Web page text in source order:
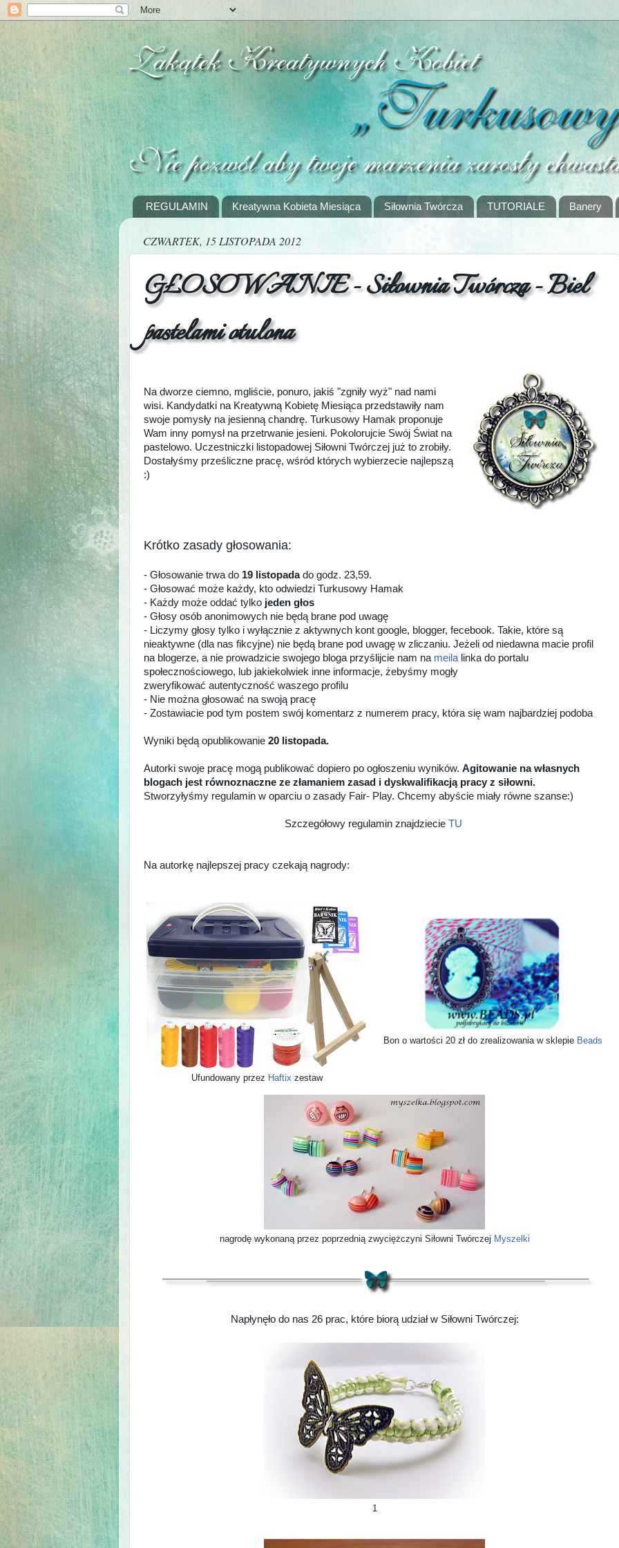
REGULAMIN Kreatywna Kobieta Miesiąca Siłownia Twórcza TUTORIALE Banery
CZWARTEK, 15 LISTOPADA 2012
GŁOSOWANIE - Siłownia Twórcza - Biel
pastelami otulona
Na dworze ciemno, mgliście, ponuro, jakiś "zgniły wyż" nad nami
wisi. Kandydatki na Kreatywną Kobietę Miesiąca przedstawiły nam
swoje pomysły na jesienną chandrę. Turkusowy Hamak proponuje
Wam inny pomysł na przetrwanie jesieni. Pokolorujcie Swój Świat na
pastelowo. Uczestniczki listopadowej Siłowni Twórczej już to zrobiły.
Dostałyśmy prześliczne pracę, wśród których wybierzecie najlepszą
:)
Krótko zasady głosowania:
- Głosowanie trwa do 19 listopadado godz. 23,59.
- Głosować może każdy, kto odwiedzi Turkusowy Hamak
- Każdy może oddać tylko jeden głos
- Głosy osób anonimowych nie będą brane pod uwagę
- Liczymy głosy tylko i wyłącznie z aktywnych kont google, blogger, fecebook. Takie, które są
nieaktywne (dla nas fikcyjne) nie będą brane pod uwagę w zliczaniu. Jeżeli od niedawna macie profil
na blogerze, a nie prowadzicie swojego bloga przyślijcie nam na meila linka do portalu
społecznościowego, lub jakiekolwiek inne informacje, żebyśmy mogły
zweryfikować autentyczność waszego profilu
- Nie można głosować na swoją pracę
- Zostawiacie pod tym postem swój komentarz z numerem pracy, która się wam najbardziej podoba
Wyniki będą opublikowanie 20 listopada.
Autorki swoje pracę mogą publikować dopiero po ogłoszeniu wyników. Agitowanie na własnych
blogach jest równoznaczne ze złamaniem zasad i dyskwalifikacją pracy z siłowni.
Stworzyłyśmy regulamin w oparciu o zasady Fair- Play. Chcemy abyście miały równe szanse:)
Szczegółowy regulamin znajdziecie TU
Na autorkę najlepszej pracy czekają nagrody:
Ufundowany przez Haftix zestaw
Bon o wartości 20 zł do zrealizowania w sklepie Beads
nagrodę wykonaną przez poprzednią zwyciężczyni Siłowni Twórczej Myszelki
Napłynęło do nas 26 prac, które biorą udział w Siłowni Twórczej:
1